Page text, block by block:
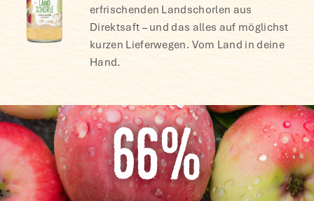
erfrischenden Landschorlen aus
Direktsaft – und das alles auf möglichst
kurzen Lieferwegen. Vom Land in deine
Hand.
66%